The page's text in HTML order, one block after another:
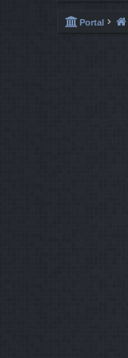
Portal